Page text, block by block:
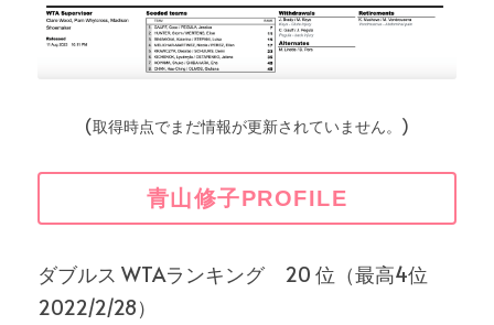
(取得時点でまだ情報が更新されていません。)
青山修子PROFILE
ダブルス WTAランキング　20 位（最高4位
2022/2/28）